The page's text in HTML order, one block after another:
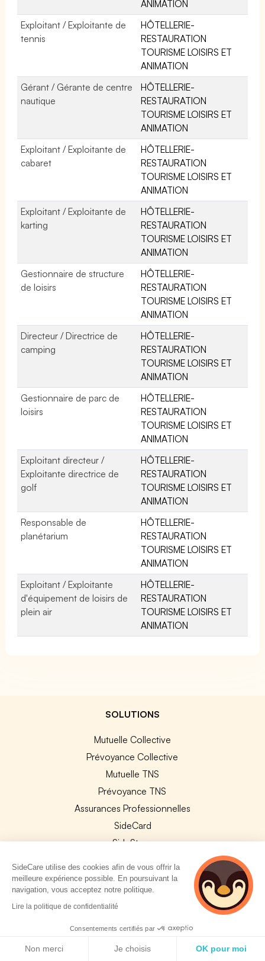
ANIMATION
Exploitant / Exploitante de
tennis
HÔTELLERIE-
RESTAURATION
TOURISME LOISIRS ET
ANIMATION
Gérant / Gérante de centre
nautique
HÔTELLERIE-
RESTAURATION
TOURISME LOISIRS ET
ANIMATION
Exploitant / Exploitante de
cabaret
HÔTELLERIE-
RESTAURATION
TOURISME LOISIRS ET
ANIMATION
Exploitant / Exploitante de
karting
HÔTELLERIE-
RESTAURATION
TOURISME LOISIRS ET
ANIMATION
Gestionnaire de structure
de loisirs
HÔTELLERIE-
RESTAURATION
TOURISME LOISIRS ET
ANIMATION
Directeur / Directrice de
camping
HÔTELLERIE-
RESTAURATION
TOURISME LOISIRS ET
ANIMATION
Gestionnaire de parc de
loisirs
HÔTELLERIE-
RESTAURATION
TOURISME LOISIRS ET
ANIMATION
Exploitant directeur /
Exploitante directrice de
golf
HÔTELLERIE-
RESTAURATION
TOURISME LOISIRS ET
ANIMATION
Responsable de
planétarium
HÔTELLERIE-
RESTAURATION
TOURISME LOISIRS ET
ANIMATION
Exploitant / Exploitante
d'équipement de loisirs de
plein air
HÔTELLERIE-
RESTAURATION
TOURISME LOISIRS ET
ANIMATION
SOLUTIONS
Mutuelle Collective
Prévoyance Collective
Mutuelle TNS
Prévoyance TNS
Assurances Professionnelles
SideCard
SideStore
SERVICES ENTREPRISE
Explorer nos offres
Changer de contrat collectif
Assurance sur mesure
SideCare utilise des cookies afin de vous offrir la
meilleure expérience possible. En poursuivant la
navigation, vous acceptez notre politique.
Lire la politique de confidentialité
Consentements certifiés par
Non merci Je choisis OK pour moi
3 personnes
consultent
actuellement cette